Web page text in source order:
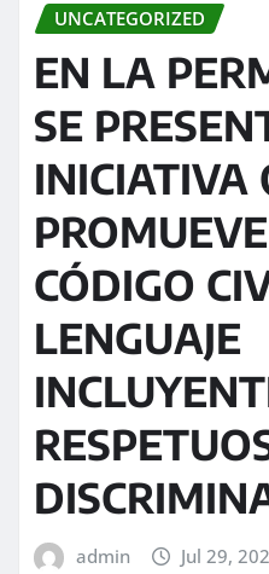
UNCATEGORIZED
EN LA
SE
INICIATIVA
CÓDIGO
LENGUAJE
admin Jul 29,